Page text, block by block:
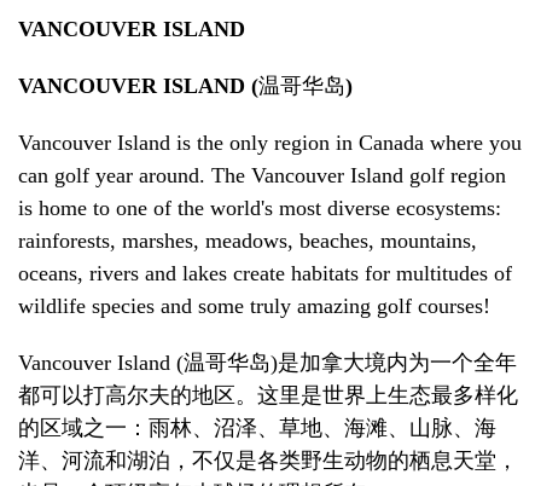
VANCOUVER ISLAND
VANCOUVER ISLAND (温哥华岛)
Vancouver Island is the only region in Canada where you
can golf year around. The Vancouver Island golf region
is home to one of the world's most diverse ecosystems:
rainforests, marshes, meadows, beaches, mountains,
oceans, rivers and lakes create habitats for multitudes of
wildlife species and some truly amazing golf courses!
Vancouver Island (温哥华岛)是加拿大境内为一个全年
都可以打高尔夫的地区。这里是世界上生态最多样化
的区域之一：雨林、沼泽、草地、海滩、山脉、海
洋、河流和湖泊，不仅是各类野生动物的栖息天堂，